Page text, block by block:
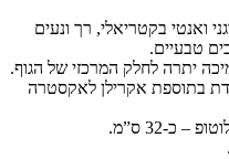
ואנטי בקטריאלי, רך ונעים
טבעיים.
יתרה לחלק המרכזי של הגוף.
בתוספת אקרילן לאקסטרה
– כ-32 ס”מ.